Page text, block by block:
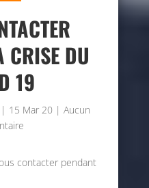
CRISE DU
19
| 15 Mar 20 |Aucun
contacter pendant